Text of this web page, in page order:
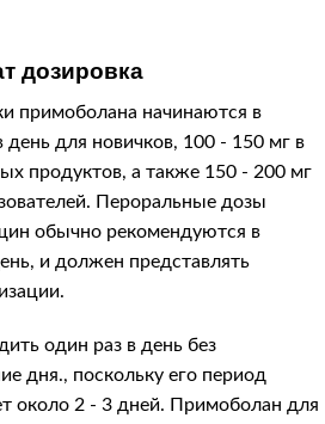
дозировка
примоболана начинаются в
день для новичков, 100 - 150 мг в
продуктов, а также 150 - 200 мг
Пероральные дозы
обычно рекомендуются в
и должен представлять
один раз в день без
дня., поскольку его период
около 2 - 3 дней. Примоболан для